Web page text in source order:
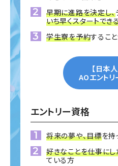
早期に進路を決定し、
いち早くスタートでき
学生寮を予約するこ
【日本
AOエントリ
エントリー資格
将来の夢や、目標を持
好きなことを仕事にし
ている方